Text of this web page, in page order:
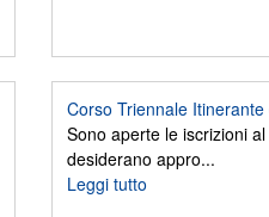
Corso Triennale
Sono aperte le iscrizioni
desiderano appro...
Leggi tutto